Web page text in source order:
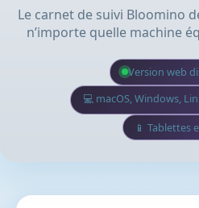
Le carnet de suivi Bloomino
n’importe quelle machine
Version web
💻 macOS, Windows,
📱 Tablettes